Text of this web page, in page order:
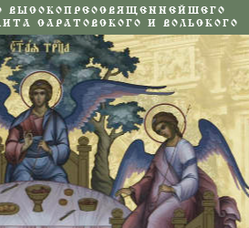
ВЫСОКОПРЕОСВЯЩЕННЕЙШЕГО
САРАТОВСКОГО И ВОЛЬСКОГО